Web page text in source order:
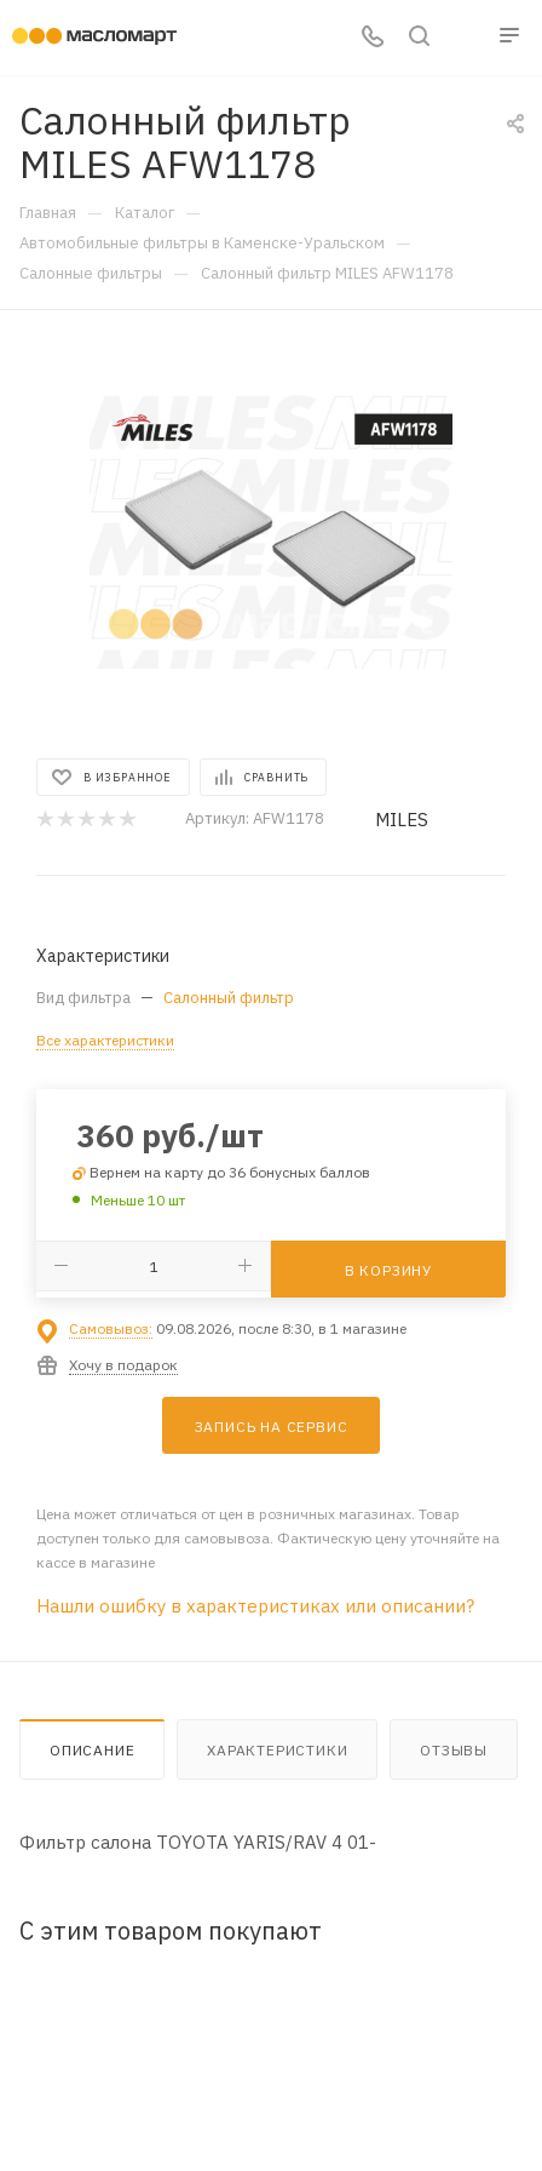
Салонный фильтр
MILES AFW1178
Главная — Каталог —
Автомобильные фильтры в Каменске-Уральском —
Салонные фильтры — Салонный фильтр MILES AFW1178
В ИЗБРАННОЕ СРАВНИТЬ
Артикул: AFW1178 MILES
Характеристики
Вид фильтра — Салонный фильтр
Все характеристики
360 руб./шт
Вернем на карту до 36 бонусных баллов
Меньше 10 шт
В КОРЗИНУ
Самовывоз: 09.08.2026, после 8:30, в 1 магазине
Хочу в подарок
ЗАПИСЬ НА СЕРВИС
Цена может отличаться от цен в розничных магазинах. Товар
доступен только для самовывоза. Фактическую цену уточняйте на
кассе в магазине
Нашли ошибку в характеристиках или описании?
ОПИСАНИЕ ХАРАКТЕРИСТИКИ ОТЗЫВЫ
Фильтр салона TOYOTA YARIS/RAV 4 01-
С этим товаром покупают